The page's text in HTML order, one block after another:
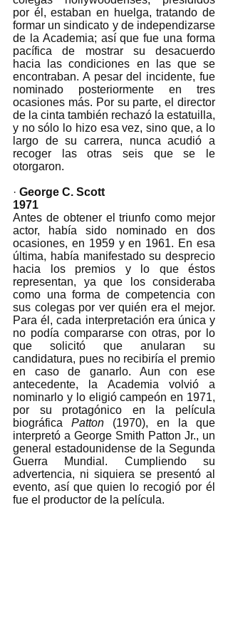
por él, estaban en huelga, tratando de
formar un sindicato y de independizarse
de la Academia; así que fue una forma
pacífica de mostrar su desacuerdo
hacia las condiciones en las que se
encontraban. A pesar del incidente, fue
nominado posteriormente en tres
ocasiones más. Por su parte, el director
de la cinta también rechazó la estatuilla,
y no sólo lo hizo esa vez, sino que, a lo
largo de su carrera, nunca acudió a
recoger las otras seis que se le
otorgaron.
· George C. Scott
1971
Antes de obtener el triunfo como mejor
actor, había sido nominado en dos
ocasiones, en 1959 y en 1961. En esa
última, había manifestado su desprecio
hacia los premios y lo que éstos
representan, ya que los consideraba
como una forma de competencia con
sus colegas por ver quién era el mejor.
Para él, cada interpretación era única y
no podía compararse con otras, por lo
que solicitó que anularan su
candidatura, pues no recibiría el premio
en caso de ganarlo. Aun con ese
antecedente, la Academia volvió a
nominarlo y lo eligió campeón en 1971,
por su protagónico en la película
biográfica Patton (1970), en la que
interpretó a George Smith Patton Jr., un
general estadounidense de la Segunda
Guerra Mundial. Cumpliendo su
advertencia, ni siquiera se presentó al
evento, así que quien lo recogió por él
fue el productor de la película.